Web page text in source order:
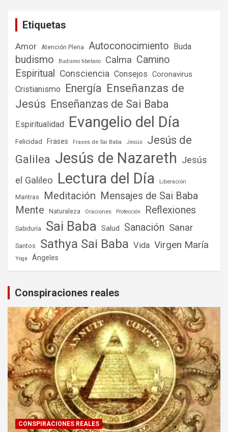
Etiquetas
Amor Atención Plena Autoconocimiento Buda
budismo Budismo tibetano Calma Camino
Espiritual Consciencia Consejos Coronavirus
Cristianismo Energía Enseñanzas de
Jesús Enseñanzas de Sai Baba
Espiritualidad Evangelio del Día
Felicidad Frases Frases de Sai Baba Jesús
Jesús de
Galilea Jesús de Nazareth Jesús
el Galileo Lectura del Día Liberación
Mantras Meditación Mensajes de Sai Baba
Mente
Naturaleza Oraciones Protección Reflexiones
Sabiduría Sai Baba Salud Sanación Sanar
Santos Sathya Sai Baba Vida Virgen María
Yoga Ángeles
Conspiraciones reales
CONSPIRACIONES REALES